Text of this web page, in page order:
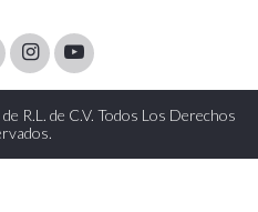
Youtube
R.L. de C.V. Todos Los Derechos